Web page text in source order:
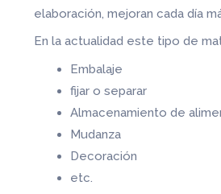
elaboración, mejoran cada día
En la actualidad este tipo de
Embalaje
fijar o separar
Almacenamiento de
Mudanza
Decoración
etc.